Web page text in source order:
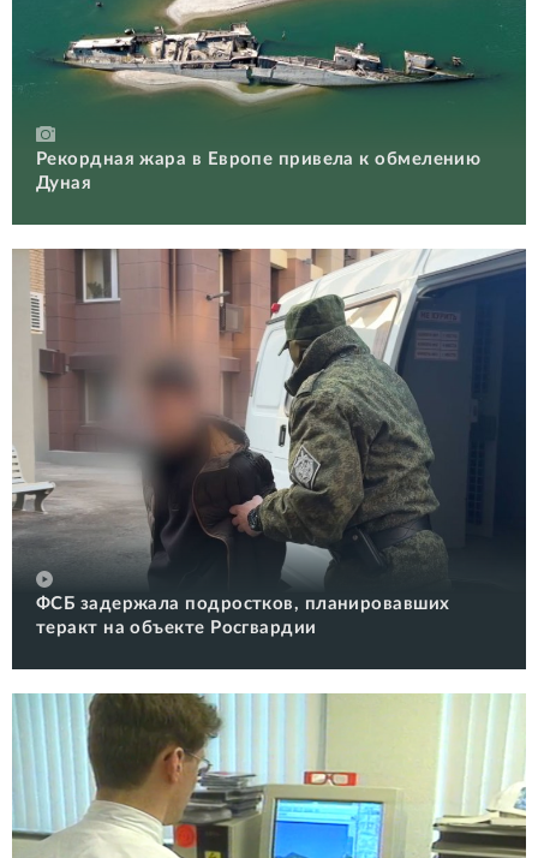
Рекордная жара в Европе привела к обмелению
Дуная
ФСБ задержала подростков, планировавших
теракт на объекте Росгвардии